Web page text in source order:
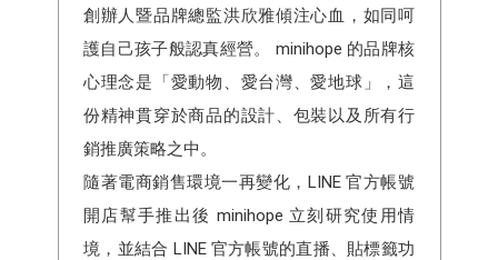
創辦人暨品牌總監洪欣雅傾注心血，如同呵
護自己孩子般認真經營。 minihope 的品牌核
心理念是「愛動物、愛台灣、愛地球」，這
份精神貫穿於商品的設計、包裝以及所有行
銷推廣策略之中。
隨著電商銷售環境一再變化，LINE 官方帳號
開店幫手推出後 minihope 立刻研究使用情
境，並結合 LINE 官方帳號的直播、貼標籤功